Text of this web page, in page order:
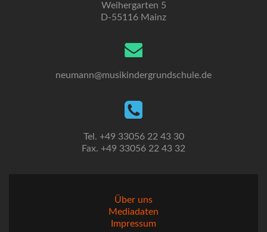
Weihergarten 5
D-55116 Mainz
neumann@musikindergrundschule.de
Tel. +49 33056 22 43 30
Fax. +49 33056 22 43 32
Über uns
Mediadaten
Impressum